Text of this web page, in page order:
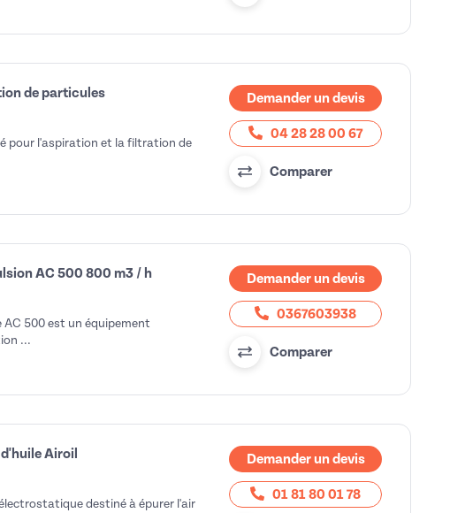
de particules
pour l'aspiration et la filtration de
Demander un devis
04 28 28 00 67
Comparer
AC 500 800 m3 / h
500 est un équipement
...
Demander un devis
0367603938
Comparer
Airoil
destiné à épurer l'air
Demander un devis
01 81 80 01 78